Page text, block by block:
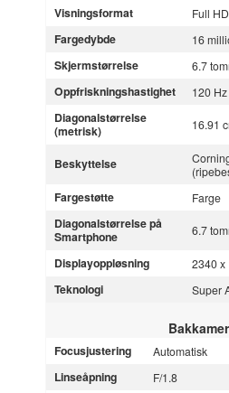
Visningsformat Full
Fargedybde 16
Skjermstørrelse 6.7
Oppfriskningshastighet 120 Hz
Diagonalstørrelse
(metrisk)
16.91
Beskyttelse
Fargestøtte Farge
Diagonalstørrelse på
Smartphone
6.7
Displayoppløsning 2340 x
Teknologi Super
Focusjustering Automatisk
Linseåpning F/1.8